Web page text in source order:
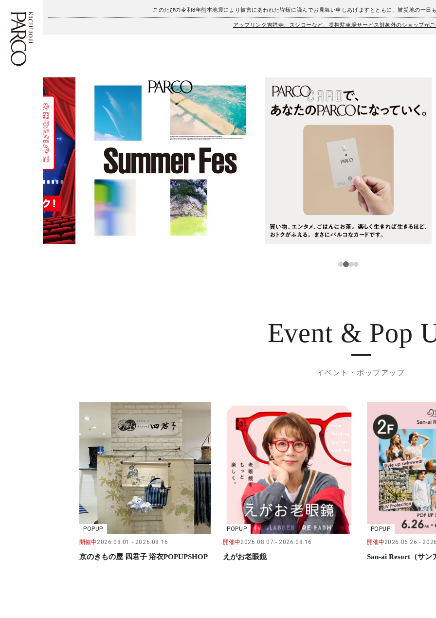
このたびの令和8年熊本地震により被害にあわれた皆様に謹んでお見舞い申しあげますとともに、被災地の一日
アップリンク吉祥寺、スシローなど、提携駐車場サービス対象外のショップが
施設案内・アクセス
イベント・ポップアップ
ニュース
レストラン・カフェ
TAX FREE
PARCOメンバーズ
繁体字
簡体字
한국어
ภาษาไทย
日本語
1234
Event & Pop
イベント・ポップアップ
POPUP
開催中2026.08.01 2026.08.16
京のきもの屋 四君子 浴衣POPUPSHOP
POPUP
開催中2026.08.07 2026.08.16
えがお老眼鏡
POPUP
開催中2026.06.26
San-ai Resort（サン